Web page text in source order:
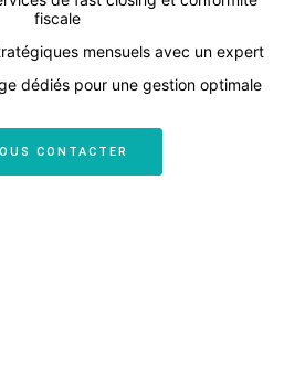
fiscale
mensuels avec un expert
dédiés pour une gestion optimale
CONTACTER